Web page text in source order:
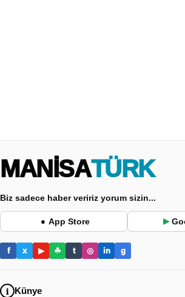
MANİSA TÜRK
Biz sadece haber veririz yorum sizin...
● App Store ▶
f x ▶ ☘ t ◎ in g
Künye